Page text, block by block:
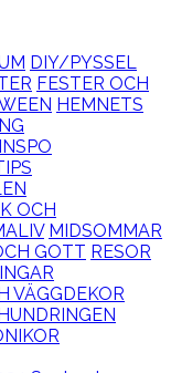
DIY/PYSSEL
FESTER OCH
HEMNETS
OCH
MIDSOMMAR
GOTT RESOR
VÄGGDEKOR